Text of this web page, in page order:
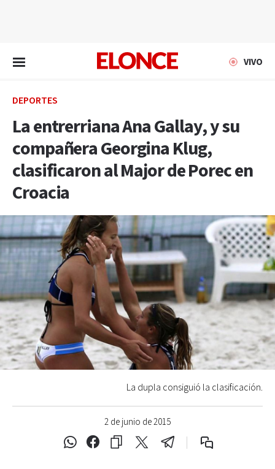
VIVO
DEPORTES
La entrerriana Ana Gallay, y su
compañera Georgina Klug,
clasificaron al Major de Porec en
Croacia
2 de junio de 2015
La dupla consiguió la clasificación.